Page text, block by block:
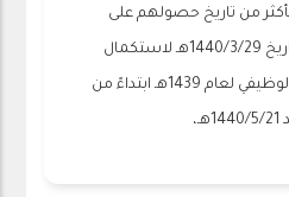
من تاريخ حصولهم على
مراتبهم الحالية حتى تاريخ 1440/3/29هـ لاستكمال
بياناتهم وتقييم أدائهم الوظيفي لعام 1439هـ ابتداءً من